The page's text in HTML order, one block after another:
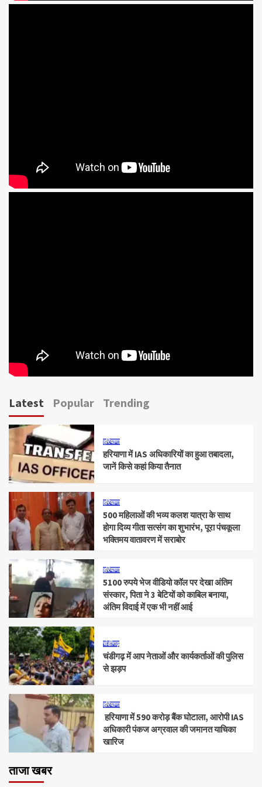
Latest Popular Trending
हरियाणा
हरियाणा में IAS अधिकारियों का हुआ तबादला,
जानें किसे कहां किया तैनात
हरियाणा
500 महिलाओं की भव्य कलश यात्रा के साथ
होगा दिव्य गीता सत्संग का शुभारंभ, पूरा पंचकूला
भक्तिमय वातावरण में सराबोर
हरियाणा
5100 रुपये भेज वीडियो कॉल पर देखा अंतिम
संस्कार, पिता ने 3 बेटियों को काबिल बनाया,
अंतिम विदाई में एक भी नहीं आई
चंडीगढ़
चंडीगढ़ में आप नेताओं और कार्यकर्ताओं की पुलिस
से झड़प
हरियाणा
हरियाणा में 590 करोड़ बैंक घोटाला, आरोपी IAS
अधिकारी पंकज अग्रवाल की जमानत याचिका
खारिज
ताजा खबर